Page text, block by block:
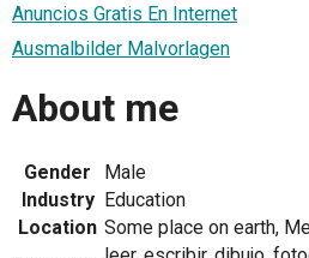
Anuncios Gratis En Internet
Ausmalbilder Malvorlagen
About me
Gender
Male
Industry Education
Location Some place on earth,